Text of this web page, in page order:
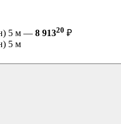
5 м — 8 91320 ₽
5 м